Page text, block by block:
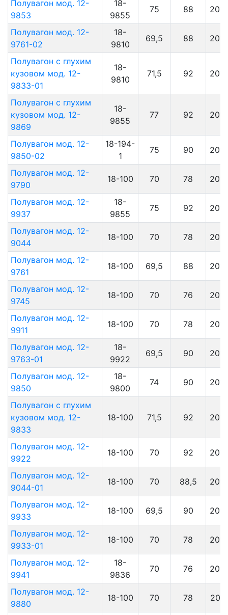
Полувагон мод. 12-
9853
18-
9855
75 88 2013
Полувагон мод. 12-
9761-02
18-
9810
69,5 88 2013
Полувагон с глухим
кузовом мод. 12-
9833-01
18-
9810
71,5 92 2013
Полувагон с глухим
кузовом мод. 12-
9869
18-
9855
77 92 2013
Полувагон мод. 12-
9850-02
18-194-
1
75 90 2013
Полувагон мод. 12-
9790
18-100 70 78 2013
Полувагон мод. 12-
9937
18-
9855
75 92 2013
Полувагон мод. 12-
9044
18-100 70 78 2012
Полувагон мод. 12-
9761
18-100 69,5 88 2012
Полувагон мод. 12-
9745
18-100 70 76 2012
Полувагон мод. 12-
9911
18-100 70 78 2012
Полувагон мод. 12-
9763-01
18-
9922
69,5 90 2012
Полувагон мод. 12-
9850
18-
9800
74 90 2012
Полувагон с глухим
кузовом мод. 12-
9833
18-100 71,5 92 2012
Полувагон мод. 12-
9922
18-100 70 92 2012
Полувагон мод. 12-
9044-01
18-100 70 88,5 2012
Полувагон мод. 12-
9933
18-100 69,5 90 2012
Полувагон мод. 12-
9933-01
18-100 70 78 2012
Полувагон мод. 12-
9941
18-
9836
70 76 2012
Полувагон мод. 12-
9880
18-100 70 78 2011